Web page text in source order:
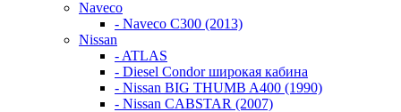
Naveco
- Naveco C300 (2013)
Nissan
- ATLAS
- Diesel Condor широкая кабина
- Nissan BIG THUMB A400 (1990)
- Nissan CABSTAR (2007)